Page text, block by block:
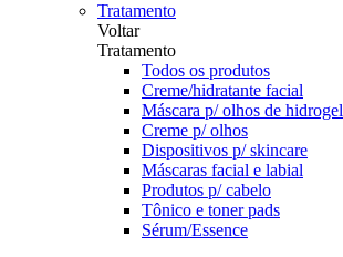
Tratamento
Voltar
Tratamento
Todos os produtos
Creme/hidratante facial
Máscara p/ olhos de hidrogel
Creme p/ olhos
Dispositivos p/ skincare
Máscaras facial e labial
Produtos p/ cabelo
Tônico e toner pads
Sérum/Essence